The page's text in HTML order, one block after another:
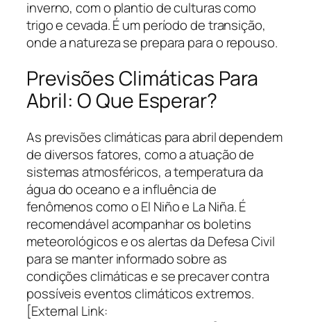
inverno, com o plantio de culturas como
trigo e cevada. É um período de transição,
onde a natureza se prepara para o repouso.
Previsões Climáticas Para
Abril: O Que Esperar?
As previsões climáticas para abril dependem
de diversos fatores, como a atuação de
sistemas atmosféricos, a temperatura da
água do oceano e a influência de
fenômenos como o El Niño e La Niña. É
recomendável acompanhar os boletins
meteorológicos e os alertas da Defesa Civil
para se manter informado sobre as
condições climáticas e se precaver contra
possíveis eventos climáticos extremos.
[External Link: